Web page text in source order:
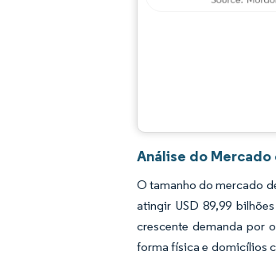
Análise do
O tamanho do mercado
atingir USD 89,99
crescente demanda por
forma física e domicílios